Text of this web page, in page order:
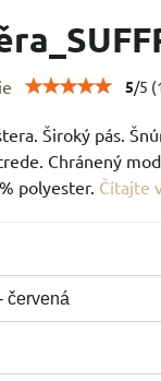
5/5 (
Široký pás.
Chránený
polyester. Čítajte